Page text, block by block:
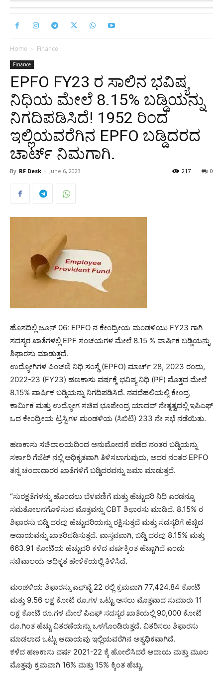
Home Finance
Finance
EPFO FY23 ರ ಸಾಲಿನ ಭವಿಷ್ಯ
ನಿಧಿಯ ಮೇಲೆ 8.15% ಬಡ್ಡಿಯನ್ನು
ನಿಗದಿಪಡಿಸಿದೆ! 1952 ರಿಂದ
ಇಲ್ಲಿಯವರೆಗಿನ EPFO ​​ಬಡ್ಡಿದರದ
ಚಾರ್ಟ್ ನಿಮಗಾಗಿ.
By RF Desk - June 6, 2023 0
217
ಹೊಸದಿಲ್ಲಿ ಜೂನ್ 06: EPFO ​​ನ ಕೇಂದ್ರೀಯ ಮಂಡಳಿಯು FY23 ಗಾಗಿ
ಸದಸ್ಯರ ಖಾತೆಗಳಲ್ಲಿ EPF ಸಂಚಯಗಳ ಮೇಲೆ 8.15 % ವಾರ್ಷಿಕ ಬಡ್ಡಿಯನ್ನು
ಶಿಫಾರಸು ಮಾಡುತ್ತದೆ.
ಉದ್ಯೋಗಿಗಳ ಪಿಂಚಣಿ ನಿಧಿ ಸಂಸ್ಥೆ (EPFO) ಮಾರ್ಚ್ 28, 2023 ರಂದು,
2022-23 (FY23) ಹಣಕಾಸು ವರ್ಷಕ್ಕೆ ಭವಿಷ್ಯ ನಿಧಿ (PF) ಮೊತ್ತದ ಮೇಲೆ
8.15% ವಾರ್ಷಿಕ ಬಡ್ಡಿಯನ್ನು ನಿಗದಿಪಡಿಸಿದೆ. ನವದೆಹಲಿಯಲ್ಲಿ ಕೇಂದ್ರ
ಕಾರ್ಮಿಕ ಮತ್ತು ಉದ್ಯೋಗ ಸಚಿವ ಭೂಪೇಂದ್ರ ಯಾದವ್ ನೇತೃತ್ವದಲ್ಲಿ ಇಪಿಎಫ್
‌ಒದ ಕೇಂದ್ರೀಯ ಟ್ರಸ್ಟಿಗಳ ಮಂಡಳಿಯ (ಸಿಬಿಟಿ) 233 ನೇ ಸಭೆ ನಡೆಯಿತು.
ಹಣಕಾಸು ಸಚಿವಾಲಯದಿಂದ ಅನುಮೋದನೆ ಪಡೆದ ನಂತರ ಬಡ್ಡಿಯನ್ನು
ಸರ್ಕಾರಿ ಗೆಜೆಟ್ ‌ನಲ್ಲಿ ಅಧಿಕೃತವಾಗಿ ತಿಳಿಸಲಾಗುವುದು, ಅದರ ನಂತರ EPFO ​​
ತನ್ನ ಚಂದಾದಾರರ ಖಾತೆಗಳಿಗೆ ಬಡ್ಡಿದರವನ್ನು ಜಮಾ ಮಾಡುತ್ತದೆ.
“ಸುರಕ್ಷತೆಗಳನ್ನು ಹೊಂದಲು ಬೆಳವಣಿಗೆ ಮತ್ತು ಹೆಚ್ಚುವರಿ ನಿಧಿ ಎರಡನ್ನೂ
ಸಮತೋಲನಗೊಳಿಸುವ ಮೊತ್ತವನ್ನು CBT ಶಿಫಾರಸು ಮಾಡಿದೆ. 8.15% ರ
ಶಿಫಾರಸು ಬಡ್ಡಿ ದರವು ಹೆಚ್ಚುವರಿಯನ್ನು ರಕ್ಷಿಸುತ್ತದೆ ಮತ್ತು ಸದಸ್ಯರಿಗೆ ಹೆಚ್ಚಿದ
ಆದಾಯವನ್ನು ಖಾತರಿಪಡಿಸುತ್ತದೆ. ವಾಸ್ತವವಾಗಿ, ಬಡ್ಡಿ ದರವು 8.15% ಮತ್ತು
663.91 ಕೋಟಿಯ ಹೆಚ್ಚುವರಿ ಕಳೆದ ವರ್ಷಕ್ಕಿಂತ ಹೆಚ್ಚಾಗಿದೆ ಎಂದು
ಸಚಿವಾಲಯ ಅಧಿಕೃತ ಹೇಳಿಕೆಯಲ್ಲಿ ತಿಳಿಸಿದೆ.
ಮಂಡಳಿಯ ಶಿಫಾರಸ್ಸು ಎಫ್‌ವೈ 22 ರಲ್ಲಿ ಕ್ರಮವಾಗಿ 77,424.84 ಕೋಟಿ
ಮತ್ತು 9.56 ಲಕ್ಷ ಕೋಟಿ ರೂ.ಗಳ ಒಟ್ಟು ಅಸಲು ಮೊತ್ತವಾದ ಸುಮಾರು 11
ಲಕ್ಷ ಕೋಟಿ ರೂ.ಗಳ ಮೇಲೆ ಪಿಎಫ್ ಸದಸ್ಯರ ಖಾತೆಯಲ್ಲಿ 90,000 ಕೋಟಿ
ರೂ.ಗಿಂತ ಹೆಚ್ಚು ವಿತರಣೆಯನ್ನು ಒಳಗೊಂಡಿರುತ್ತದೆ. ವಿತರಿಸಲು ಶಿಫಾರಸು
ಮಾಡಲಾದ ಒಟ್ಟು ಆದಾಯವು ಇಲ್ಲಿಯವರೆಗಿನ ಅತ್ಯಧಿಕವಾಗಿದೆ.
ಕಳೆದ ಹಣಕಾಸು ವರ್ಷ 2021-22 ಕ್ಕೆ ಹೋಲಿಸಿದರೆ ಆದಾಯ ಮತ್ತು ಮೂಲ
ಮೊತ್ತವು ಕ್ರಮವಾಗಿ 16% ಮತ್ತು 15% ಕ್ಕಿಂತ ಹೆಚ್ಚು.